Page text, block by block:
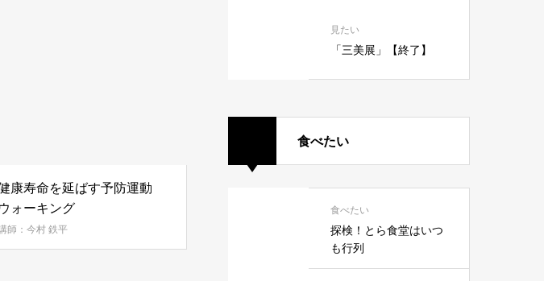
康寿命を延ばす予防運動
ウォーキング
師：今村 鉄平
見たい
「三美展」【終了】
食べたい
食べたい
探検！とら食堂はいつ
も行列